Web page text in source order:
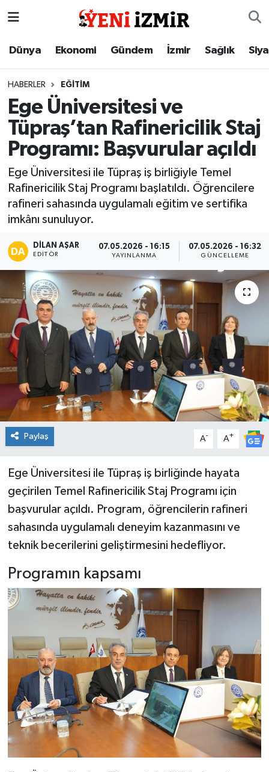
Dünya Ekonomi Gündem İzmir Sağlık
HABERLER EĞITIM
Ege Üniversitesi ve
Tüpraş’tan Rafinericilik Staj
Programı: Başvurular açıldı
Ege Üniversitesi ile Tüpraş iş birliğiyle Temel
Rafinericilik Staj Programı başlatıldı. Öğrencilere
rafineri sahasında uygulamalı eğitim ve sertifika
imkânı sunuluyor.
DILAN AŞAR
EDITÖR
07.05.2026 - 16:15
YAYINLANMA
07.05.2026 - 16:32
GÜNCELLEME
Paylaş A- A+
Ege Üniversitesi ile Tüpraş iş birliğinde hayata
geçirilen Temel Rafinericilik Staj Programı için
başvurular açıldı. Program, öğrencilerin rafineri
sahasında uygulamalı deneyim kazanmasını ve
teknik becerilerini geliştirmesini hedefliyor.
Programın kapsamı
Dünya
Gündem
İzmir
Sağlık
Siyaset
Spor
Teknoloji
Tatil ve Seyahat
Çevre
Okul Gazetesi
İzmir Nöbetçi Eczaneler
İzmir Namaz Vakitleri
İzmir Trafik Yoğunluk Haritası
Süper Lig Puan Durumu ve Fikstür
Tüm Manşetler